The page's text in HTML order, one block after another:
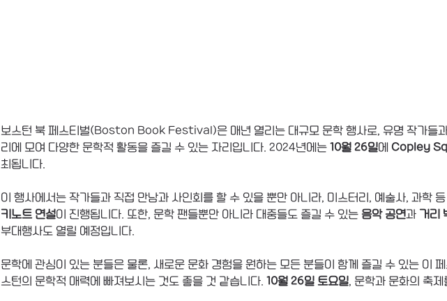
보스턴 북 페스티벌(Boston Book Festival)은 매년 열리는 대규모 문학 행사로, 유명 작가들
리에 모여 다양한 문학적 활동을 즐길 수 있는 자리입니다. 2024년에는 10월 26일에 Copley
최됩니다.
이 행사에서는 작가들과 직접 만남과 사인회를 할 수 있을 뿐만 아니라, 미스터리, 예술사, 과학 등
키노트 연설이 진행됩니다. 또한, 문학 팬들뿐만 아니라 대중들도 즐길 수 있는 음악 공연과 거리
부대행사도 열릴 예정입니다.
문학에 관심이 있는 분들은 물론, 새로운 문화 경험을 원하는 모든 분들이 함께 즐길 수 있는 이
스턴의 문학적 매력에 빠져보시는 것도 좋을 것 같습니다. 10월 26일 토요일 , 문학과 문화의 축